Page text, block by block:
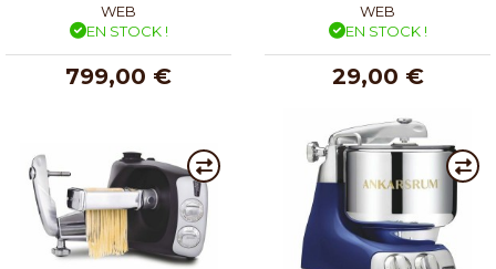
WEB
EN STOCK !
799,00 €
WEB
EN STOCK !
29,00 €